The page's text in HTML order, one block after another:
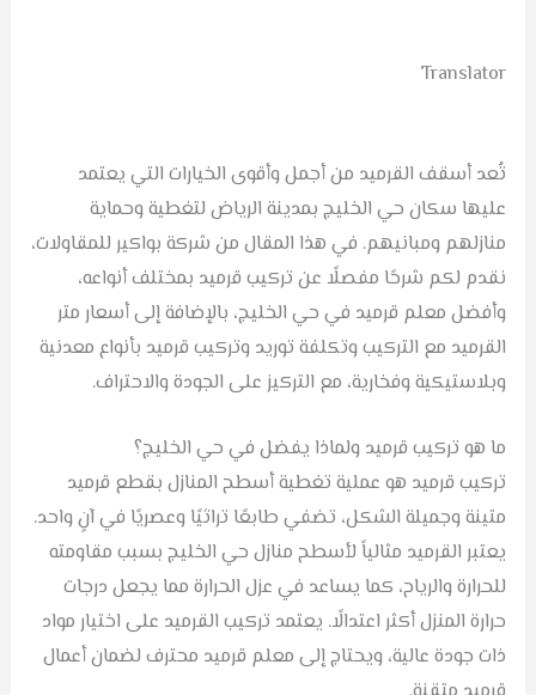
Translator
تُعد أسقف القرميد من أجمل وأقوى الخيارات التي يعتمد
عليها سكان حي الخليج بمدينة الرياض لتغطية وحماية
منازلهم ومبانيهم. في هذا المقال من شركة بواكير للمقاولات،
نقدم لكم شرحًا مفصلًا عن تركيب قرميد بمختلف أنواعه،
وأفضل معلم قرميد في حي الخليج، بالإضافة إلى أسعار متر
القرميد مع التركيب وتكلفة توريد وتركيب قرميد بأنواع معدنية
وبلاستيكية وفخارية، مع التركيز على الجودة والاحتراف.
ما هو تركيب قرميد ولماذا يفضل في حي الخليج؟
تركيب قرميد هو عملية تغطية أسطح المنازل بقطع قرميد
متينة وجميلة الشكل، تضفي طابعًا تراثيًا وعصريًا في آنٍ واحد.
يعتبر القرميد مثالياً لأسطح منازل حي الخليج بسبب مقاومته
للحرارة والرياح، كما يساعد في عزل الحرارة مما يجعل درجات
حرارة المنزل أكثر اعتدالًا. يعتمد تركيب القرميد على اختيار مواد
ذات جودة عالية، ويحتاج إلى معلم قرميد محترف لضمان أعمال